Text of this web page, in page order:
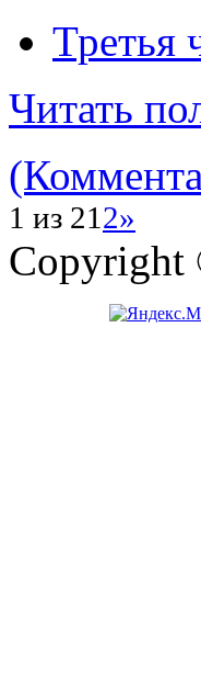
Третья
Читать
1 из 212»
Copyright